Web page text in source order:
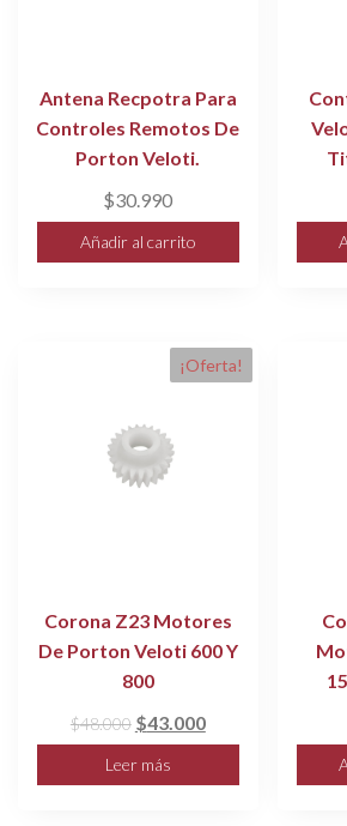
Antena Recpotra Para
Controles Remotos De
Porton Veloti.
$30.990
Añadir al carrito
¡Oferta!
Corona Z23 Motores
De Porton Veloti 600 Y
800
$48.000 El
precio
original
$43.000El
precio
actual
Leer más